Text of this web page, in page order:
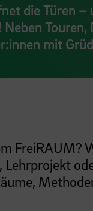
die Türen
mit
FreiRAUM?
Lehrprojekt